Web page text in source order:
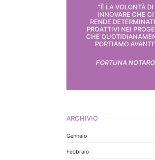
"È LA VOLONTÀ DI
INNOVARE CHE CI
RENDE
PROATTIVI NEI
CHE
PORTIAMO
FORTUNA NOTARO
ARCHIVIO
Gennaio
Febbraio